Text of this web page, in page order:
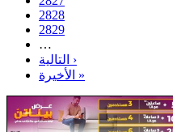
2828
2829
…
التالية ›
الأخيرة »